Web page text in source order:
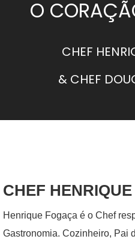
O
CHEF
& CHEF
CHEF
Henrique Fogaça é o Chef
Gastronomia. Cozinheiro, Pai